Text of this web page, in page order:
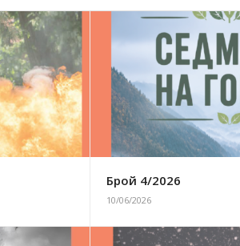
Брой 4/2026
10/06/2026